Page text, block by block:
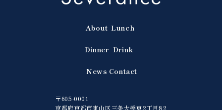
About
Dinner
News
Lunch
Drink
Contact
〒605-0001
京都府京都市東山区三条大橋東2丁目82